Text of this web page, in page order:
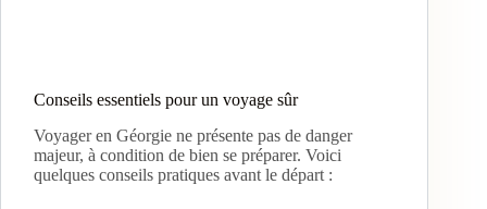
Conseils essentiels pour un voyage sûr
Voyager en Géorgie ne présente pas de danger
majeur, à condition de bien se préparer. Voici
quelques conseils pratiques avant le départ :